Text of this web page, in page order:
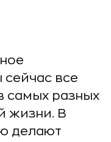
все
самых разных
жизни. В
делают